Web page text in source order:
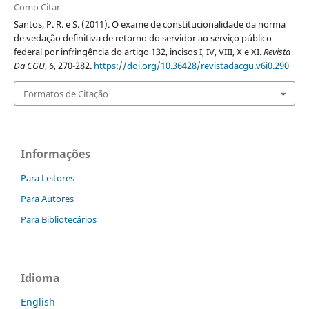
Como Citar
Santos, P. R. e S. (2011). O exame de constitucionalidade da norma
de vedação definitiva de retorno do servidor ao serviço público
federal por infringência do artigo 132, incisos I, IV, VIII, X e XI.Revista
Da CGU,6, 270-282. https://doi.org/10.36428/revistadacgu.v6i0.290
Formatos de Citação
Informações
Para Leitores
Para Autores
Para Bibliotecários
Idioma
English